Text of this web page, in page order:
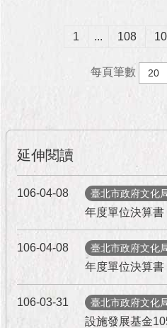
私
資
安
全
RSS
1 ... 108
每頁筆數
延伸閱讀
106-04-08 臺北市政府文化
年度單位決算書
106-04-08 臺北市政府文化
年度單位決算書
106-03-31 臺北市政府文化
設施發展基金